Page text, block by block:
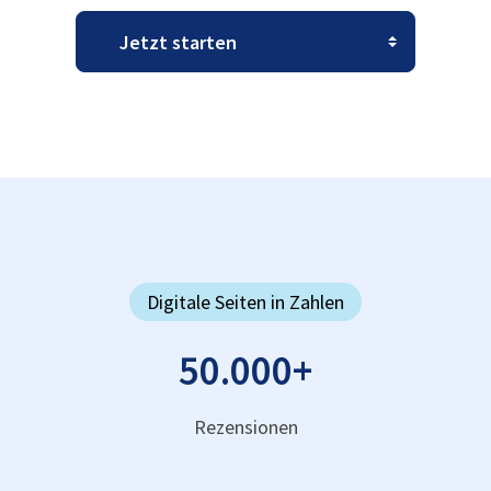
Digitale Seiten in Zahlen
50.000+
Rezensionen